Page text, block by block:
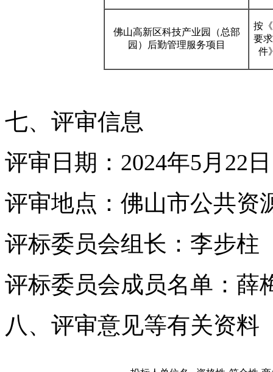
佛山高新区科技产业园（总部
园）后勤管理服务项目
按
要
件
七、评审信息
评审日期：2024年5月22日
评审地点：佛山市公共资
评标委员会组长：李步柱
评标委员会成员名单：薛
八、评审意见等有关资料